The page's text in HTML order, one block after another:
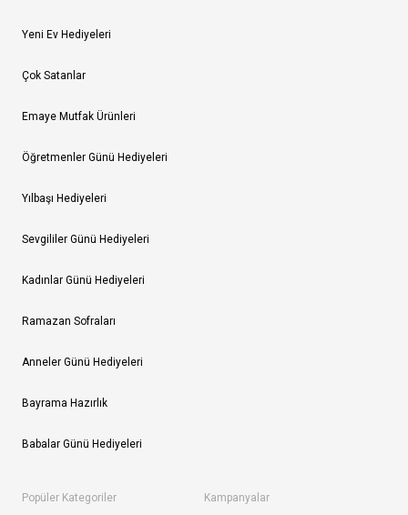
Yeni Ev Hediyeleri
Çok Satanlar
Emaye Mutfak Ürünleri
Öğretmenler Günü Hediyeleri
Yılbaşı Hediyeleri
Sevgililer Günü Hediyeleri
Kadınlar Günü Hediyeleri
Ramazan Sofraları
Anneler Günü Hediyeleri
Bayrama Hazırlık
Babalar Günü Hediyeleri
Popüler Kategoriler Kampanyalar